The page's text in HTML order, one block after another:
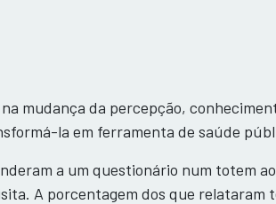
mudança da percepção,
la em ferramenta de saúde
a um questionário num totem
A porcentagem dos que relataram